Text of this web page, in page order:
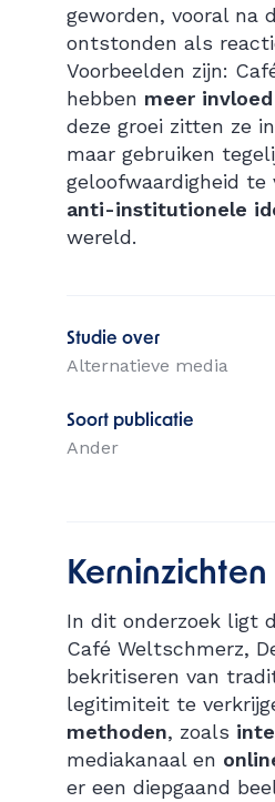
geworden, vooral na
ontstonden als
Voorbeelden zijn:
hebben meer invloed
deze groei zitten ze
maar gebruiken
geloofwaardigheid te
anti-institutionele
wereld.
Studie over
Alternatieve media
Soort publicatie
Ander
Kerninzichten
In dit onderzoek ligt
Café Weltschmerz,
bekritiseren van
legitimiteit te
methoden, zoals
mediakanaal en
er een diepgaand